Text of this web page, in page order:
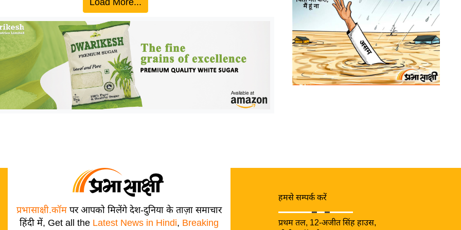
Load More...
प्रभासाक्षी.कॉमपर आपको मिलेंगे देश-दुनिया के ताज़ा समाचार
हिंदी में, Get all the Latest News in Hindi, Breaking
हमसे सम्पर्क करें
प्रथम तल, 12-अजीत सिंह हाउस,